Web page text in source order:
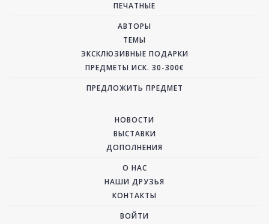
ПЕЧАТНЫЕ
АВТОРЫ
ТЕМЫ
ЭКСКЛЮЗИВНЫЕ ПОДАРКИ
ПРЕДМЕТЫ ИСК. 30-300€
ПРЕДЛОЖИТЬ ПРЕДМЕТ
НОВОСТИ
ВЫСТАВКИ
ДОПОЛНЕНИЯ
О НАС
НАШИ ДРУЗЬЯ
КОНТАКТЫ
ВОЙТИ